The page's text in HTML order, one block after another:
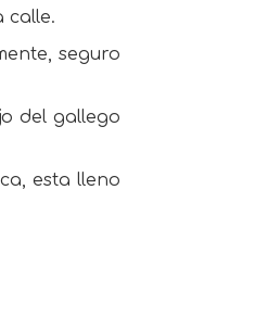
calle.
seguro
del gallego
esta lleno